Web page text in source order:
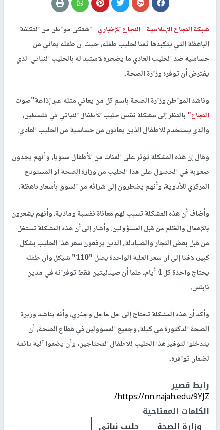
شبكة النجاح الإعلامية -النجاح الإخباري -اشتكى مواطن من التكلفة
الباهظة التي يتكبدها ثمنا لحليب طفله، حيث إن طفله يعاني من
حساسية ضد الحليب العادي ما يضطره لاستبداله بالحليب النباتي الذي
يفترض أن توفره وزارة الصحة.
وناشد المواطن وزارة الصحة باسم كل من يعاني مثله عبر إذاعة"صوت
النجاح"بالنظر إلى مشكلة نقص حليب الأطفال النباتي في فلسطين،
والذي يستخدم للأطفال الذين يعانون من حساسية من الحليب العادي.
وقال إن هذه المشكلة تؤثر على المئات من الأطفال سنويا، وأنهم يجدون
صعوبة في الحصول على هذا الحليب من وزارة الصحة أو المستودع
المركزي للأدوية، وأنهم يضطرون إلى شرائه من السوق بأسعار باهظة.
وأضاف أن هذه المشكلة تسبب لهم معاناة نفسية ومادية، وأنهم يشعرون
بالإهمال والظلم من قبل المسؤولين. وأشار إلى أن هذه المشكلة تستغل
من قبل بعض التجار والصيادلة، الذين يرفعون سعر هذا الحليب بشكل
كبير، لافتا إلى أن سعر العلبة الواحدة يصل "110" شيكل وأن طفله
يحتاج واحدة كل 4 أيام، علما أن صيدليتين فقط توفرانه في مدين
نابلس.
وأكد أن هذه المشكلة تحتاج إلى حل عاجل وجذري، وأنه يناشد وزيرة
الصحة الدكتورة مي كيلة، وجميع المسؤولين في قطاع الصحة، أن
يتدخلوا لتوفير هذا الحليب للاطفال المحتاجين، وأن يضعوا آلية دائمة
لضمان توافره.
رابط قصير
https://nn.najah.edu/9YJZ/
الكلمات المفتاحية
وزارة الصحة
حليب نباتي